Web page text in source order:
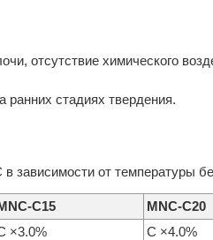
отсутствие химического
стадиях твердения.
зависимости от температуры
MNC-C15
MNC-C20
×3.0%
C ×4.0%